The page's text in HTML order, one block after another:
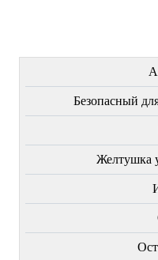
Безопасный
Желтушка